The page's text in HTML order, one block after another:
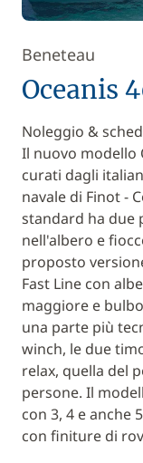
Beneteau
Oceanis
Noleggio &
Il nuovo modello
curati dagli
navale di Finot -
standard ha due
nell'albero e
proposto
Fast Line con
maggiore e
una parte più
winch, le due
relax, quella del
persone. Il
con 3, 4 e anche
con finiture di